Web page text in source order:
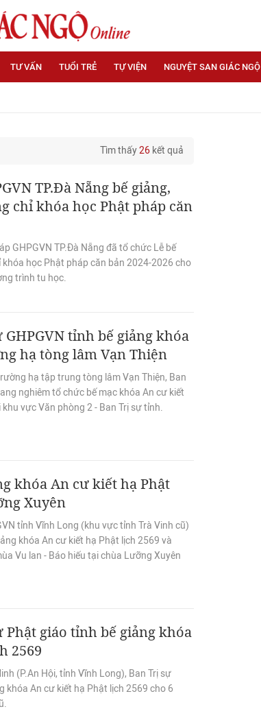
TƯ VẤN TUỔI TRẺ TỰ VIỆN NGUYỆT SAN GIÁC NGỘ
Tìm thấy26 kết quả
TP.Đà Nẵng bế giảng,
chỉ khóa học Phật pháp căn
GHPGVN TP.Đà Nẵng đã tổ chức Lễ bế
học Phật pháp căn bản 2024-2026 cho
trình tu học.
tỉnh bế giảng khóa
hạ tòng lâm Vạn Thiện
hạ tập trung tòng lâm Vạn Thiện, Ban
nghiêm tổ chức bế mạc khóa An cư kiết
vực Văn phòng 2 - Ban Trị sự tỉnh.
khóa An cư kiết hạ Phật
Xuyên
tỉnh Vĩnh Long (khu vực tỉnh Trà Vinh cũ)
khóa An cư kiết hạ Phật lịch 2569 và
Vu lan - Báo hiếu tại chùa Lưỡng Xuyên
giáo tỉnh bế giảng khóa
2569
(P.An Hội, tỉnh Vĩnh Long), Ban Trị sự
khóa An cư kiết hạ Phật lịch 2569 cho 6